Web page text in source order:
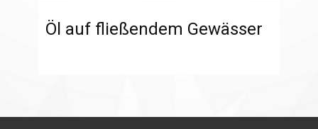
Öl auf fließendem Gewässer